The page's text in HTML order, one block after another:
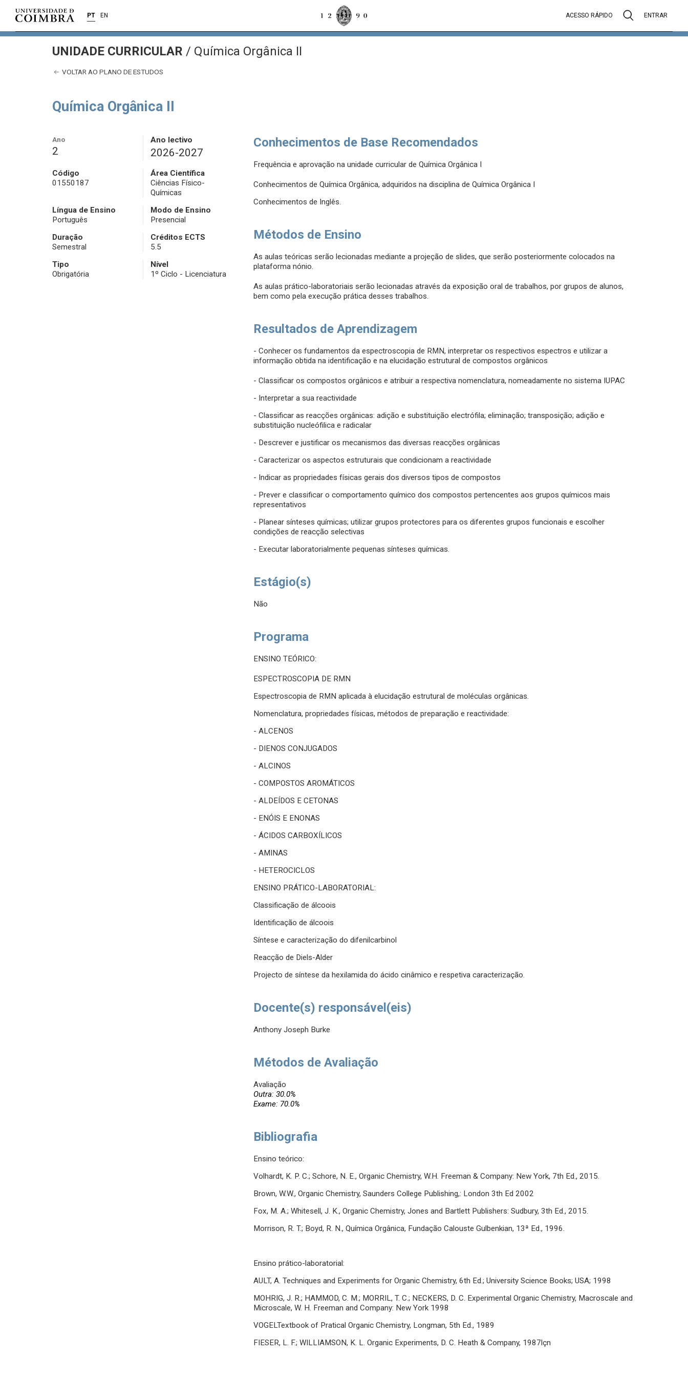
PT EN ACESSO RÁPIDO ENTRAR
UNIDADE CURRICULAR / Química Orgânica II
VOLTAR AO PLANO DE ESTUDOS
Química Orgânica II
Ano
2
Ano lectivo
2026-2027
Código
01550187
Área Científica
Ciências Físico-
Químicas
Língua de Ensino
Português
Modo de Ensino
Presencial
Duração
Semestral
Créditos ECTS
5.5
Tipo
Obrigatória
Nível
1º Ciclo - Licenciatura
Conhecimentos de Base Recomendados
Frequência e aprovação na unidade curricular de Química Orgânica I
Conhecimentos de Química Orgânica, adquiridos na disciplina de Química Orgânica I
Conhecimentos de Inglês.
Métodos de Ensino
As aulas teóricas serão lecionadas mediante a projeção de slides, que serão posteriormente colocados na
plataforma nónio.
As aulas prático-laboratoriais serão lecionadas através da exposição oral de trabalhos, por grupos de alunos,
bem como pela execução prática desses trabalhos.
Resultados de Aprendizagem
- Conhecer os fundamentos da espectroscopia de RMN, interpretar os respectivos espectros e utilizar a
informação obtida na identificação e na elucidação estrutural de compostos orgânicos
- Classificar os compostos orgânicos e atribuir a respectiva nomenclatura, nomeadamente no sistema IUPAC
- Interpretar a sua reactividade
- Classificar as reacções orgânicas: adição e substituição electrófila; eliminação; transposição; adição e
substituição nucleófilica e radicalar
- Descrever e justificar os mecanismos das diversas reacções orgânicas
- Caracterizar os aspectos estruturais que condicionam a reactividade
- Indicar as propriedades físicas gerais dos diversos tipos de compostos
- Prever e classificar o comportamento químico dos compostos pertencentes aos grupos químicos mais
representativos
- Planear sínteses químicas; utilizar grupos protectores para os diferentes grupos funcionais e escolher
condições de reacção selectivas
- Executar laboratorialmente pequenas sínteses químicas.
Estágio(s)
Não
Programa
ENSINO TEÓRICO:
ESPECTROSCOPIA DE RMN
Espectroscopia de RMN aplicada à elucidação estrutural de moléculas orgânicas.
Nomenclatura, propriedades físicas, métodos de preparação e reactividade:
- ALCENOS
- DIENOS CONJUGADOS
- ALCINOS
- COMPOSTOS AROMÁTICOS
- ALDEÍDOS E CETONAS
- ENÓIS E ENONAS
- ÁCIDOS CARBOXÍLICOS
- AMINAS
- HETEROCICLOS
ENSINO PRÁTICO-LABORATORIAL:
Classificação de álcoois
Identificação de álcoois
Síntese e caracterização do difenilcarbinol
Reacção de Diels-Alder
Projecto de síntese da hexilamida do ácido cinâmico e respetiva caracterização.
Docente(s) responsável(eis)
Anthony Joseph Burke
Métodos de Avaliação
Avaliação
Outra: 30.0%
Exame: 70.0%
Bibliografia
Ensino teórico:
Volhardt, K. P. C.; Schore, N. E., Organic Chemistry, W.H. Freeman & Company: New York, 7th Ed., 2015.
Brown, W.W., Organic Chemistry, Saunders College Publishing,: London 3th Ed 2002
Fox, M. A.; Whitesell, J. K., Organic Chemistry, Jones and Bartlett Publishers: Sudbury, 3th Ed., 2015.
Morrison, R. T.; Boyd, R. N., Química Orgânica, Fundação Calouste Gulbenkian, 13ª Ed., 1996.
Ensino prático-laboratorial:
AULT, A. Techniques and Experiments for Organic Chemistry, 6th Ed.; University Science Books; USA; 1998
MOHRIG, J. R.; HAMMOD, C. M.; MORRIL, T. C.; NECKERS, D. C. Experimental Organic Chemistry, Macroscale and
Microscale, W. H. Freeman and Company: New York 1998
VOGELTextbook of Pratical Organic Chemistry, Longman, 5th Ed., 1989
FIESER, L. F.; WILLIAMSON, K. L. Organic Experiments, D. C. Heath & Company, 1987lçn